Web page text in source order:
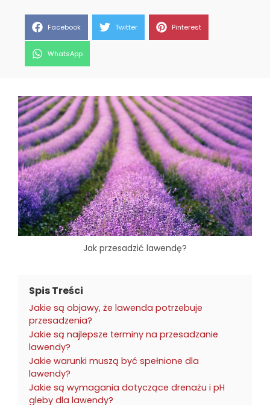
Share
on
Facebook Share
on
Twitter Share
on
Pinterest
Share
on
WhatsApp
Jak przesadzić lawendę?
Spis Treści
Jakie są objawy, że lawenda potrzebuje
przesadzenia?
Jakie są najlepsze terminy na przesadzanie
lawendy?
Jakie warunki muszą być spełnione dla
lawendy?
Jakie są wymagania dotyczące drenażu i pH
gleby dla lawendy?